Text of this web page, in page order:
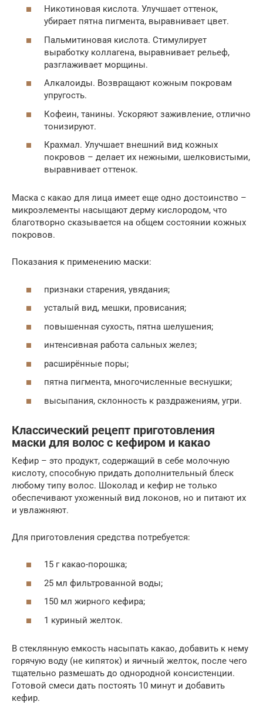
Никотиновая кислота. Улучшает оттенок,
убирает пятна пигмента, выравнивает цвет.
Пальмитиновая кислота. Стимулирует
выработку коллагена, выравнивает рельеф,
разглаживает морщины.
Алкалоиды. Возвращают кожным покровам
упругость.
Кофеин, танины. Ускоряют заживление, отлично
тонизируют.
Крахмал. Улучшает внешний вид кожных
покровов – делает их нежными, шелковистыми,
выравнивает оттенок.
Маска с какао для лица имеет еще одно достоинство –
микроэлементы насыщают дерму кислородом, что
благотворно сказывается на общем состоянии кожных
покровов.
Показания к применению маски:
признаки старения, увядания;
усталый вид, мешки, провисания;
повышенная сухость, пятна шелушения;
интенсивная работа сальных желез;
расширённые поры;
пятна пигмента, многочисленные веснушки;
высыпания, склонность к раздражениям, угри.
Классический рецепт приготовления
маски для волос с кефиром и какао
Кефир – это продукт, содержащий в себе молочную
кислоту, способную придать дополнительный блеск
любому типу волос. Шоколад и кефир не только
обеспечивают ухоженный вид локонов, но и питают их
и увлажняют.
Для приготовления средства потребуется:
15 г какао-порошка;
25 мл фильтрованной воды;
150 мл жирного кефира;
1 куриный желток.
В стеклянную емкость насыпать какао, добавить к нему
горячую воду (не кипяток) и яичный желток, после чего
тщательно размешать до однородной консистенции.
Готовой смеси дать постоять 10 минут и добавить
кефир.